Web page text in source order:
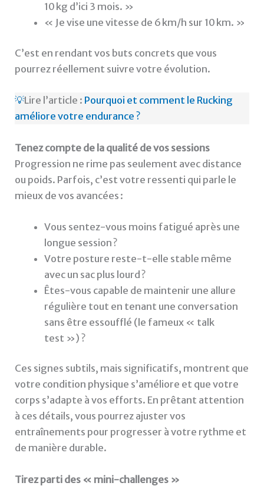
10 kg d’ici 3 mois. »
« Je vise une vitesse de 6 km/h sur 10 km. »
C’est en rendant vos buts concrets que vous
pourrez réellement suivre votre évolution.
💡Lire l’article : Pourquoi et comment le Rucking
améliore votre endurance ?
Tenez compte de la qualité de vos sessions
Progression ne rime pas seulement avec distance
ou poids. Parfois, c’est votre ressenti qui parle le
mieux de vos avancées :
Vous sentez-vous moins fatigué après une
longue session ?
Votre posture reste-t-elle stable même
avec un sac plus lourd ?
Êtes-vous capable de maintenir une allure
régulière tout en tenant une conversation
sans être essoufflé (le fameux « talk
test ») ?
Ces signes subtils, mais significatifs, montrent que
votre condition physique s’améliore et que votre
corps s’adapte à vos efforts. En prêtant attention
à ces détails, vous pourrez ajuster vos
entraînements pour progresser à votre rythme et
de manière durable.
Tirez parti des « mini-challenges »